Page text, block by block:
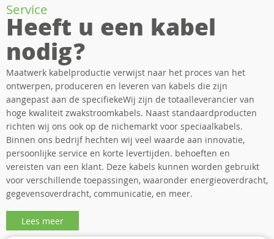
Service
Heeft u een kabel
nodig?
Maatwerk kabelproductie verwijst naar het proces van het
ontwerpen, produceren en leveren van kabels die zijn
aangepast aan de specifiekeWij zijn de totaalleverancier van
hoge kwaliteit zwakstroomkabels. Naast standaardproducten
richten wij ons ook op de nichemarkt voor speciaalkabels.
Binnen ons bedrijf hechten wij veel waarde aan innovatie,
persoonlijke service en korte levertijden. behoeften en
vereisten van een klant. Deze kabels kunnen worden gebruikt
voor verschillende toepassingen, waaronder energieoverdracht,
gegevensoverdracht, communicatie, en meer.
Lees meer